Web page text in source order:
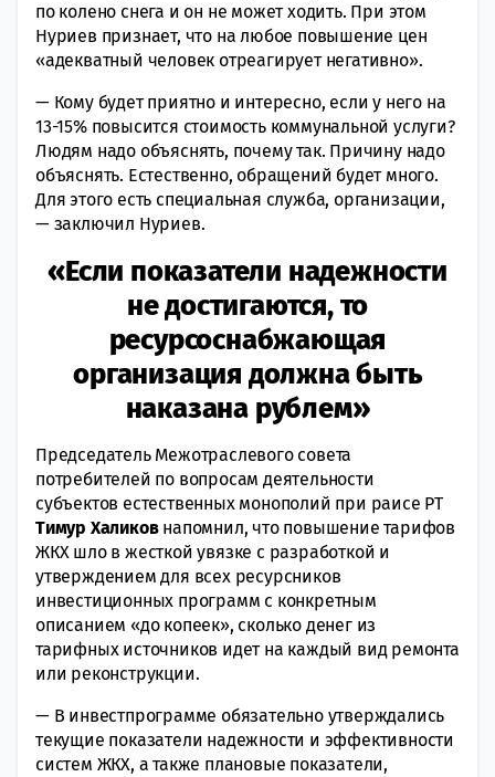
по колено снега и он не может ходить. При этом
Нуриев признает, что на любое повышение цен
«адекватный человек отреагирует негативно».
— Кому будет приятно и интересно, если у него на
13-15% повысится стоимость коммунальной услуги?
Людям надо объяснять, почему так. Причину надо
объяснять. Естественно, обращений будет много.
Для этого есть специальная служба, организации,
— заключил Нуриев.
«Если показатели надежности
не достигаются, то
ресурсоснабжающая
организация должна быть
наказана рублем»
Председатель Межотраслевого совета
потребителей по вопросам деятельности
субъектов естественных монополий при раисе РТ
Тимур Халиковнапомнил, что повышение тарифов
ЖКХ шло в жесткой увязке с разработкой и
утверждением для всех ресурсников
инвестиционных программ с конкретным
описанием «до копеек», сколько денег из
тарифных источников идет на каждый вид ремонта
или реконструкции.
— В инвестпрограмме обязательно утверждались
текущие показатели надежности и эффективности
систем ЖКХ, а также плановые показатели,